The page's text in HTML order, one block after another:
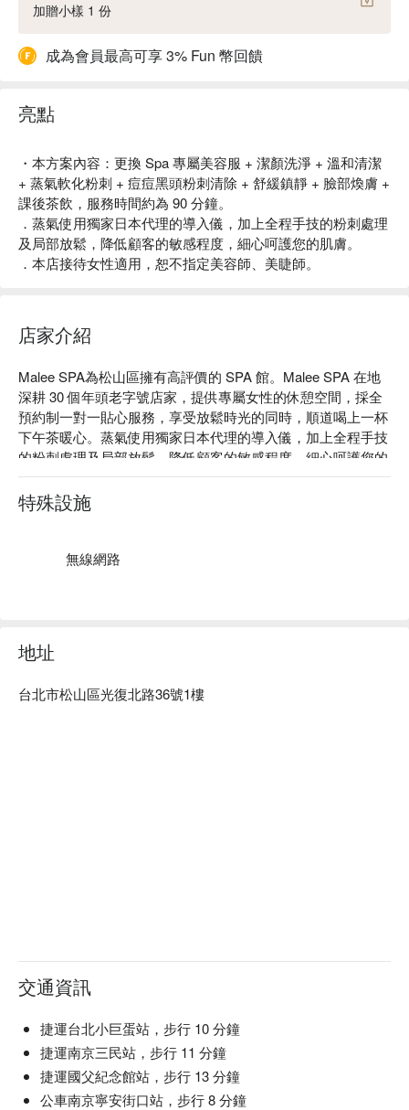
加贈小樣 1 份
成為會員最高可享 3% Fun 幣回饋
亮點
・本方案內容：更換 Spa 專屬美容服 + 潔顏洗淨 + 溫和清潔
+ 蒸氣軟化粉刺 + 痘痘黑頭粉刺清除 + 舒緩鎮靜 + 臉部煥膚 +
課後茶飲，服務時間約為 90 分鐘。
．蒸氣使用獨家日本代理的導入儀，加上全程手技的粉刺處理
及局部放鬆，降低顧客的敏感程度，細心呵護您的肌膚。
．本店接待女性適用，恕不指定美容師、美睫師。
店家介紹
Malee SPA為松山區擁有高評價的 SPA 館。Malee SPA 在地
深耕 30 個年頭老字號店家，提供專屬女性的休憩空間，採全
預約制一對一貼心服務，享受放鬆時光的同時，順道喝上一杯
下午茶暖心。蒸氣使用獨家日本代理的導入儀，加上全程手技
的粉刺處理及局部放鬆，降低顧客的敏感程度，細心呵護您的
肌膚。
Malee SPA：Google 4.8 星好評、FunNow 5 星好評。
Malee SPA有獨立蒸氣室、沖澡室，提供個人空間。捨棄僵硬
敷促進全身循環代謝之效果。
特殊設施
無線網路
地址
台北市松山區光復北路36號1樓
交通資訊
捷運台北小巨蛋站，步行 10 分鐘
捷運南京三民站，步行 11 分鐘
捷運國父紀念館站，步行 13 分鐘
公車南京寧安街口站，步行 8 分鐘